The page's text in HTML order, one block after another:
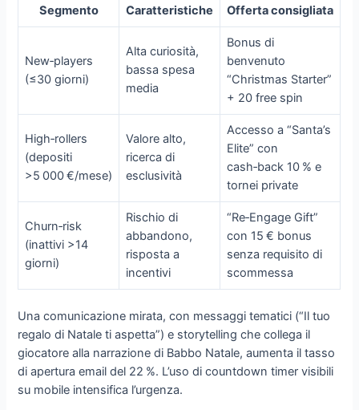
Segmento Caratteristiche Offerta consigliata
New‑players
(≤30 giorni)
Alta curiosità,
bassa spesa
media
Bonus di
benvenuto
“Christmas Starter”
+ 20 free spin
High‑rollers
(depositi
>5 000 €/mese)
Valore alto,
ricerca di
esclusività
Accesso a “Santa’s
Elite” con
cash‑back 10 % e
tornei private
Churn‑risk
(inattivi >14
giorni)
Rischio di
abbandono,
risposta a
incentivi
“Re‑Engage Gift”
con 15 € bonus
senza requisito di
scommessa
Una comunicazione mirata, con messaggi tematici (“Il tuo
regalo di Natale ti aspetta”) e storytelling che collega il
giocatore alla narrazione di Babbo Natale, aumenta il tasso
di apertura email del 22 %. L’uso di countdown timer visibili
su mobile intensifica l’urgenza.